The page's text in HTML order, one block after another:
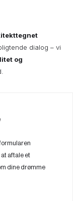
dialog – vi
og
aftale et
dine drømme